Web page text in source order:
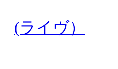
(ライヴ）